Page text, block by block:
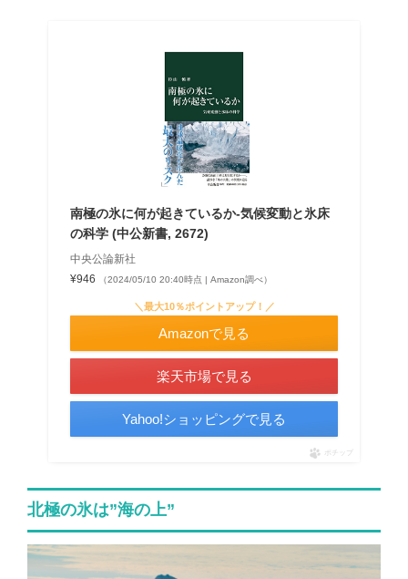
南極の氷に何が起きているか-気候変動と氷床
の科学 (中公新書, 2672)
中央公論新社
¥946
（2024/05/10 20:40時点 | Amazon調べ）
＼最大10％ポイントアップ！／
Amazonで見る
楽天市場で見る
Yahoo!ショッピングで見る
ポチップ
北極の氷は”海の上”